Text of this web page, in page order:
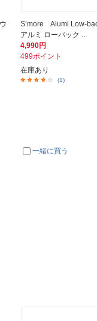
S’more Alumi Low-
アルミ ローバック ...
4,990円
499ポイント
在庫あり
(1)
一緒に買う